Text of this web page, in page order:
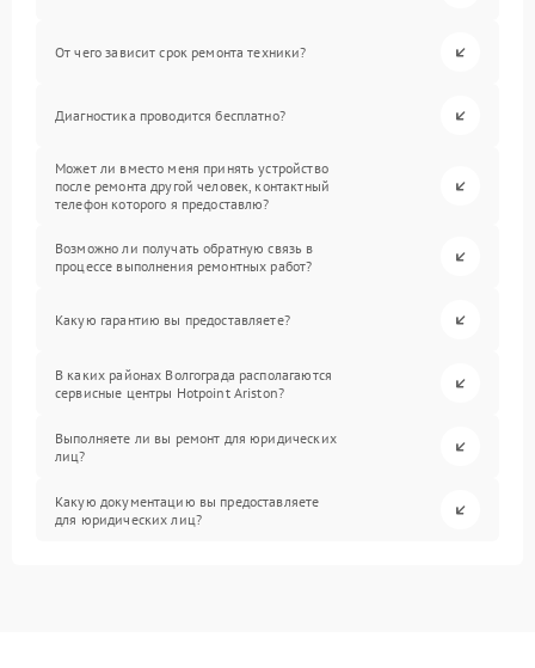
От чего зависит срок ремонта техники?
Диагностика проводится бесплатно?
Может ли вместо меня принять устройство
после ремонта другой человек, контактный
телефон которого я предоставлю?
Возможно ли получать обратную связь в
процессе выполнения ремонтных работ?
Какую гарантию вы предоставляете?
В каких районах Волгограда располагаются
сервисные центры Hotpoint Ariston?
Выполняете ли вы ремонт для юридических
лиц?
Какую документацию вы предоставляете
для юридических лиц?